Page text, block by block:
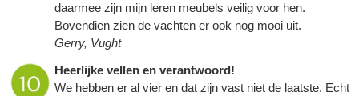
daarmee zijn mijn leren meubels veilig voor hen.
Bovendien zien de vachten er ook nog mooi uit.
Gerry, Vught
Heerlijke vellen en verantwoord!
We hebben er al vier en dat zijn vast niet de laatste. Echt